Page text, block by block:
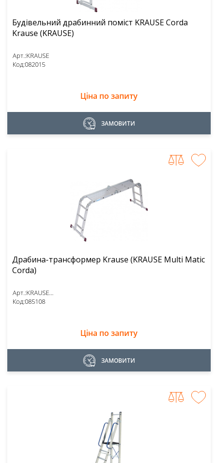
Будівельний драбинний поміст KRAUSE Corda
Krause (KRAUSE)
Арт.:KRAUSE
Код:082015
Ціна по запиту
ЗАМОВИТИ
Драбина-трансформер Krause (KRAUSE Multi Matic
Corda)
Арт.:KRAUSE...
Код:085108
Ціна по запиту
ЗАМОВИТИ